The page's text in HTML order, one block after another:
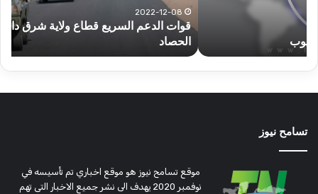
تؤمن
موسم
الحصاد
2022-12-08
قوات الدعم السريع قطاع ولاية شرق دارفور تؤمن موسم
الحصاد
تسامح نيوز
موقع تسامح نيوز هو موقع اخباري تم تأسيسه في
نوفمبر 2020 يهدف الى نشر جميع الاخبار التى تهم